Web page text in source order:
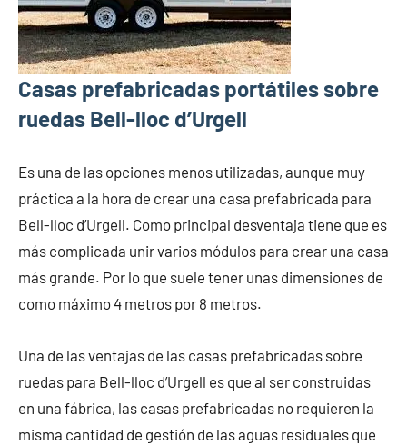
Casas prefabricadas portátiles sobre
ruedas Bell-lloc d’Urgell
Es una de las opciones menos utilizadas, aunque muy
práctica a la hora de crear una casa prefabricada para
Bell-lloc d’Urgell. Como principal desventaja tiene que es
más complicada unir varios módulos para crear una casa
más grande. Por lo que suele tener unas dimensiones de
como máximo 4 metros por 8 metros.
Una de las ventajas de las casas prefabricadas sobre
ruedas para Bell-lloc d’Urgell es que al ser construidas
en una fábrica, las casas prefabricadas no requieren la
misma cantidad de gestión de las aguas residuales que